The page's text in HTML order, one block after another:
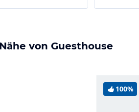
von Guesthouse
100%